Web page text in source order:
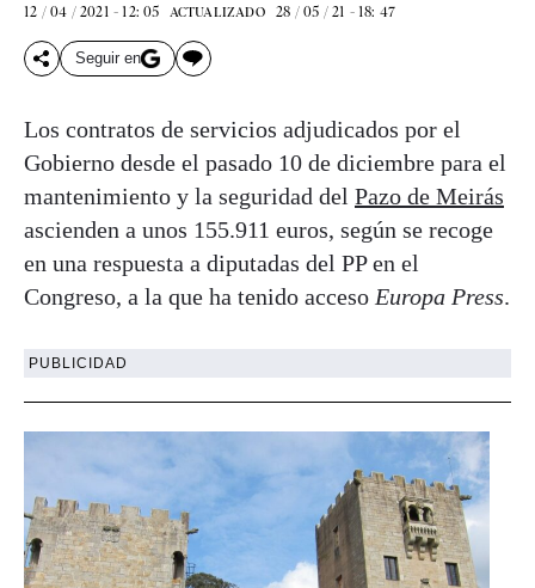
12 / 04 / 2021 - 12: 05 ACTUALIZADO 28 / 05 / 21 - 18: 47
Seguir en
Los contratos de servicios adjudicados por el
Gobierno desde el pasado 10 de diciembre para el
mantenimiento y la seguridad del Pazo de Meirás
ascienden a unos 155.911 euros, según se recoge
en una respuesta a diputadas del PP en el
Congreso, a la que ha tenido acceso Europa Press.
PUBLICIDAD